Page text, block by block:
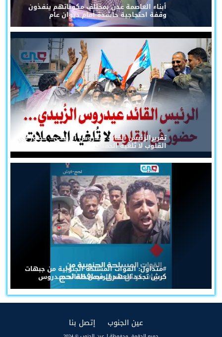
أبناء العاصمة عدن بمختلف مكوناتهم ينفذون
وقفة احتجاجية حاشدة أمام ديوان عام
تقريرالرئيس القائد عيدروس الزُبيدي... حضورٌ في
القلوب لا تُلغيه الحملات
#متداول: القوات المسلحة الجنوبية من جبهات
كرش تجدد العهد للرئيس القائد عيدروس
عين الجنوب إتصل بنا